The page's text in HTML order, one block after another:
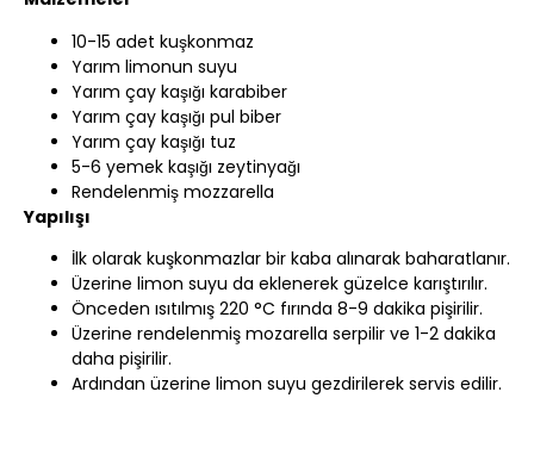
10-15 adet kuşkonmaz
Yarım limonun suyu
Yarım çay kaşığı karabiber
Yarım çay kaşığı pul biber
Yarım çay kaşığı tuz
5-6 yemek kaşığı zeytinyağı
Rendelenmiş mozzarella
Yapılışı
İlk olarak kuşkonmazlar bir kaba alınarak baharatlanır.
Üzerine limon suyu da eklenerek güzelce karıştırılır.
Önceden ısıtılmış 220 °C fırında 8-9 dakika pişirilir.
Üzerine rendelenmiş mozarella serpilir ve 1-2 dakika
daha pişirilir.
Ardından üzerine limon suyu gezdirilerek servis edilir.